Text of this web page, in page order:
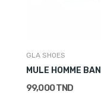
GLA SHOES
99,000 TND